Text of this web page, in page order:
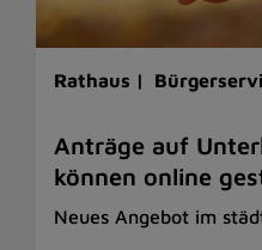
Rathaus |
Anträge auf
können online
Neues Angebot im